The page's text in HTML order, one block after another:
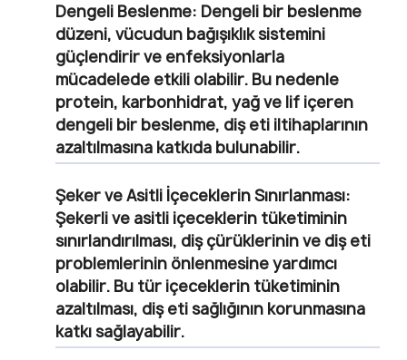
Dengeli Beslenme: Dengeli bir beslenme
düzeni, vücudun bağışıklık sistemini
güçlendirir ve enfeksiyonlarla
mücadelede etkili olabilir. Bu nedenle
protein, karbonhidrat, yağ ve lif içeren
dengeli bir beslenme, diş eti iltihaplarının
azaltılmasına katkıda bulunabilir.
Şeker ve Asitli İçeceklerin Sınırlanması:
Şekerli ve asitli içeceklerin tüketiminin
sınırlandırılması, diş çürüklerinin ve diş eti
problemlerinin önlenmesine yardımcı
olabilir. Bu tür içeceklerin tüketiminin
azaltılması, diş eti sağlığının korunmasına
katkı sağlayabilir.